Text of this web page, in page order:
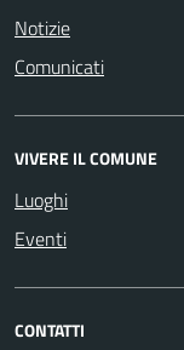
Notizie
Comunicati
VIVERE IL COMUNE
Luoghi
Eventi
CONTATTI